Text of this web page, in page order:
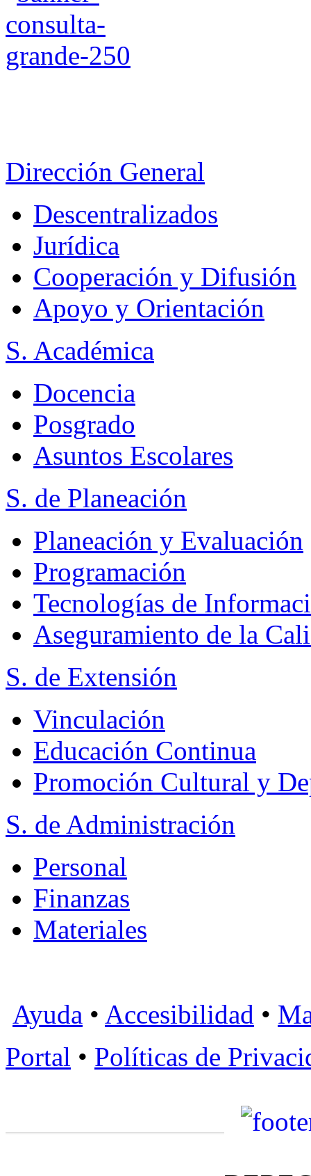
Dirección General
Descentralizados
Jurídica
Cooperación y Difusión
Apoyo y Orientación
S. Académica
Docencia
Posgrado
Asuntos Escolares
S. de Planeación
Planeación y Evaluación
Programación
Tecnologías de
Aseguramiento de la
S. de Extensión
Vinculación
Educación Continua
Promoción Cultural y
S. de Administración
Personal
Finanzas
Materiales
Ayuda • Accesibilidad •
Portal • Políticas de